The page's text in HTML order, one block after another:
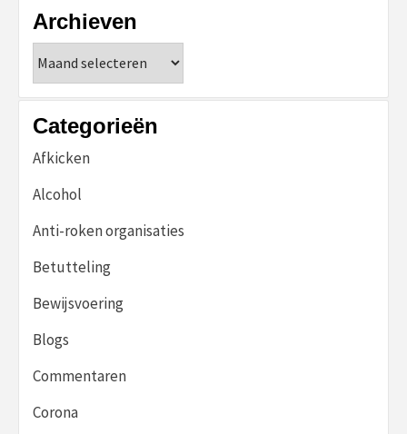
Archieven
Categorieën
Afkicken
Alcohol
Anti-roken organisaties
Betutteling
Bewijsvoering
Blogs
Commentaren
Corona